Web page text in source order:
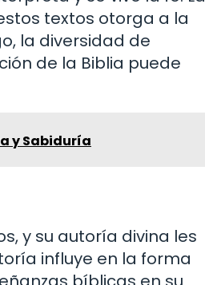
textos otorga a la
la diversidad de
de la Biblia puede
y Sabiduría
y su autoría divina les
influye en la forma